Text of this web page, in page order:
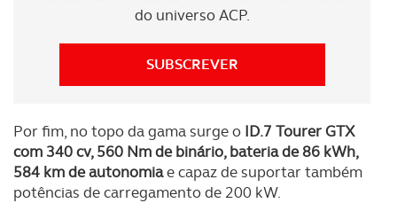
do universo ACP.
SUBSCREVER
Por fim, no topo da gama surge o ID.7 Tourer GTX
com 340 cv, 560 Nm de binário, bateria de 86 kWh,
584 km de autonomiae capaz de suportar também
potências de carregamento de 200 kW.